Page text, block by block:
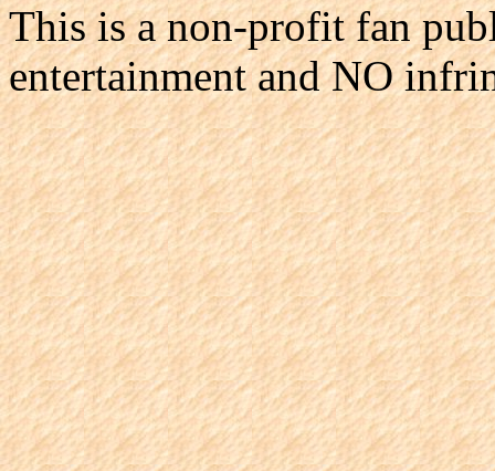
This is a non-profit fan
entertainment and NO